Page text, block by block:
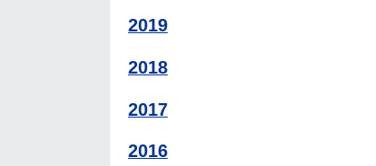
2019
2018
2017
2016